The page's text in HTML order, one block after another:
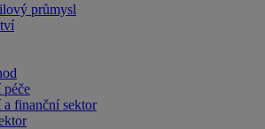
průmysl
péče
finanční sektor